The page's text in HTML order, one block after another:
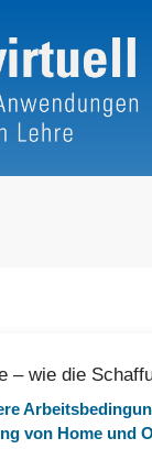
– wie die
von Home und